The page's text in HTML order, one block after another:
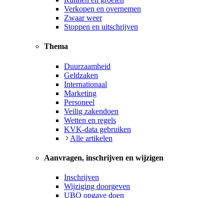
Verkopen en overnemen
Zwaar weer
Stoppen en uitschrijven
Thema
Duurzaamheid
Geldzaken
Internationaal
Marketing
Personeel
Veilig zakendoen
Wetten en regels
KVK-data gebruiken
Alle artikelen
Aanvragen, inschrijven en wijzigen
Inschrijven
Wijziging doorgeven
UBO opgave doen